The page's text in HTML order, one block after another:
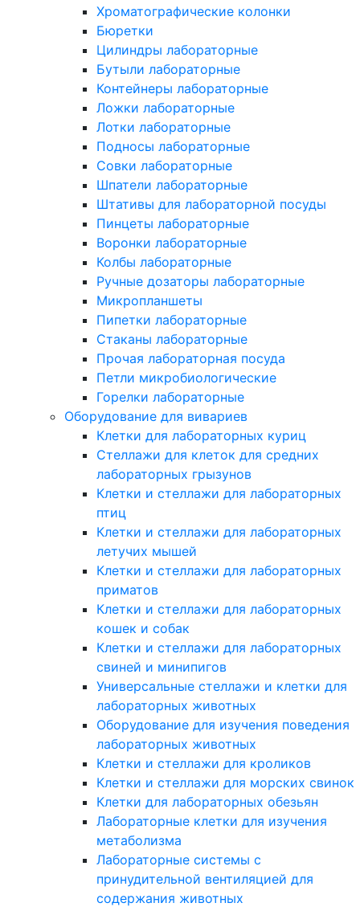
Хроматографические колонки
Бюретки
Цилиндры лабораторные
Бутыли лабораторные
Контейнеры лабораторные
Ложки лабораторные
Лотки лабораторные
Подносы лабораторные
Совки лабораторные
Шпатели лабораторные
Штативы для лабораторной посуды
Пинцеты лабораторные
Воронки лабораторные
Колбы лабораторные
Ручные дозаторы лабораторные
Микропланшеты
Пипетки лабораторные
Стаканы лабораторные
Прочая лабораторная посуда
Петли микробиологические
Горелки лабораторные
Оборудование для вивариев
Клетки для лабораторных куриц
Стеллажи для клеток для средних
лабораторных грызунов
Клетки и стеллажи для лабораторных
птиц
Клетки и стеллажи для лабораторных
летучих мышей
Клетки и стеллажи для лабораторных
приматов
Клетки и стеллажи для лабораторных
кошек и собак
Клетки и стеллажи для лабораторных
свиней и минипигов
Универсальные стеллажи и клетки для
лабораторных животных
Оборудование для изучения поведения
лабораторных животных
Клетки и стеллажи для кроликов
Клетки и стеллажи для морских свинок
Клетки для лабораторных обезьян
Лабораторные клетки для изучения
метаболизма
Лабораторные системы с
принудительной вентиляцией для
содержания животных